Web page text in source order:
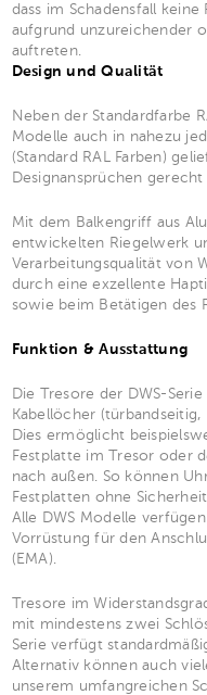
dass im Schadensfall
aufgrund unzureichender
auftreten.
Design und Qualität
Neben der Standardfarbe
Modelle auch in nahezu
(Standard RAL Farben)
Designansprüchen gerecht
Mit dem Balkengriff aus
entwickelten Riegelwerk
Verarbeitungsqualität von
durch eine exzellente
sowie beim Betätigen des
Funktion & Ausstattung
Die Tresore der DWS-
Kabellöcher
Dies ermöglicht
Festplatte im Tresor oder
nach außen. So können
Festplatten ohne
Alle DWS Modelle
Vorrüstung für den
(EMA).
Tresore im
mit mindestens zwei
Serie verfügt
Alternativ können auch
unserem umfangreichen